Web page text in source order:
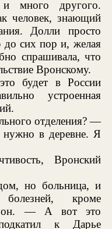
много другого.
человек, знающий
Долли просто
до сих пор и, желая
спрашивала, что
Вронскому.
будет в России
устроенная
отделения? —
в деревне. Я
Вронский
но больница, и
кроме
он. — А вот это
к Дарье